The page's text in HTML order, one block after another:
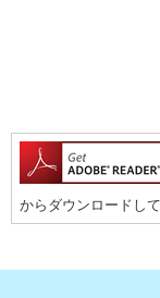
からダウンロードして